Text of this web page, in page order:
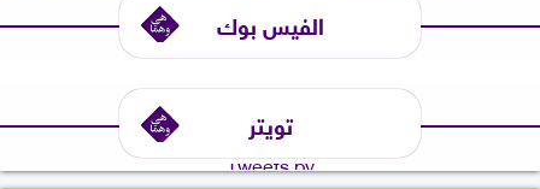
الفيس بوك
تويتر
Tweets by